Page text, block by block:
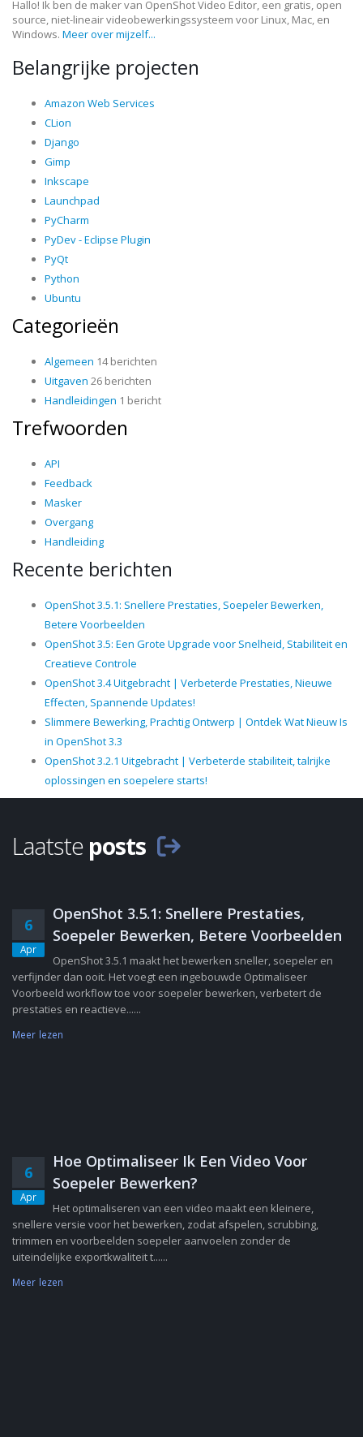
Hallo! Ik ben de maker van OpenShot Video Editor, een gratis, open
source, niet-lineair videobewerkingssysteem voor Linux, Mac, en
Windows. Meer over mijzelf...
Belangrijke projecten
Amazon Web Services
CLion
Django
Gimp
Inkscape
Launchpad
PyCharm
PyDev - Eclipse Plugin
PyQt
Python
Ubuntu
Categorieën
Algemeen 14 berichten
Uitgaven 26 berichten
Handleidingen 1 bericht
Trefwoorden
API
Feedback
Masker
Overgang
Handleiding
Recente berichten
OpenShot 3.5.1: Snellere Prestaties, Soepeler Bewerken,
Betere Voorbeelden
OpenShot 3.5: Een Grote Upgrade voor Snelheid, Stabiliteit en
Creatieve Controle
OpenShot 3.4 Uitgebracht | Verbeterde Prestaties, Nieuwe
Effecten, Spannende Updates!
Slimmere Bewerking, Prachtig Ontwerp | Ontdek Wat Nieuw Is
in OpenShot 3.3
OpenShot 3.2.1 Uitgebracht | Verbeterde stabiliteit, talrijke
oplossingen en soepelere starts!
Laatste posts
6
Apr
OpenShot 3.5.1: Snellere Prestaties,
Soepeler Bewerken, Betere Voorbeelden
OpenShot 3.5.1 maakt het bewerken sneller, soepeler en
verfijnder dan ooit. Het voegt een ingebouwde Optimaliseer
Voorbeeld workflow toe voor soepeler bewerken, verbetert de
prestaties en reactieve......
Meer lezen
6
Apr
Hoe Optimaliseer Ik Een Video Voor
Soepeler Bewerken?
Het optimaliseren van een video maakt een kleinere,
snellere versie voor het bewerken, zodat afspelen, scrubbing,
trimmen en voorbeelden soepeler aanvoelen zonder de
uiteindelijke exportkwaliteit t......
Meer lezen